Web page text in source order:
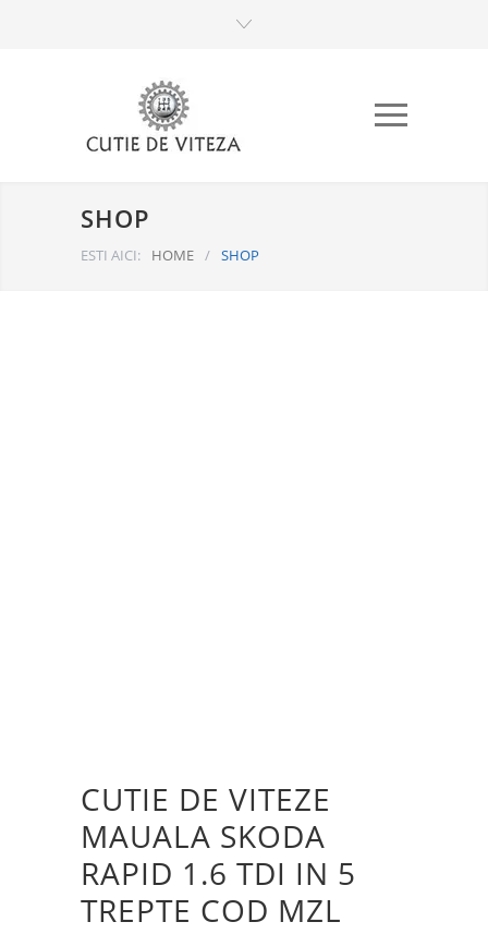
SHOP
ESTI AICI: HOME / SHOP
CUTIE DE VITEZE
MAUALA SKODA
RAPID 1.6 TDI IN 5
TREPTE COD MZL